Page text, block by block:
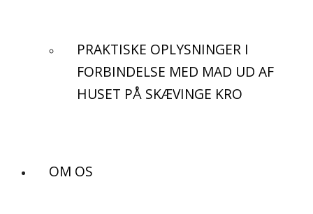
PRAKTISKE OPLYSNINGER I
FORBINDELSE MED MAD UD AF
HUSET PÅ SKÆVINGE KRO
OM OS